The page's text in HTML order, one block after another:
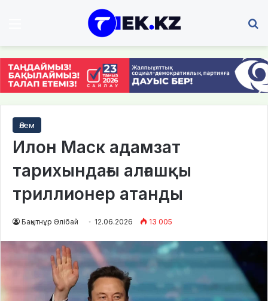
Әлем
Илон Маск адамзат
тарихындағы алғашқы
триллионер атанды
Бақытнұр Әлібай 12.06.2026 13 005